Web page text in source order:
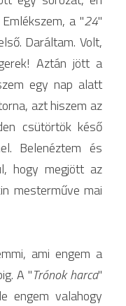
a "24"
Daráltam. Volt,
Aztán jött a
egy nap alatt
azt hiszem az
csütörtök késő
Belenéztem és
hogy megjött az
mesterműve mai
A "Trónok harca"
engem valahogy